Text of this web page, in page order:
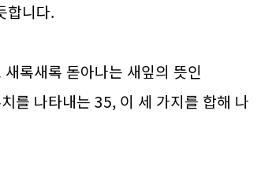
합니다.
록새록 돋아나는 새잎의 뜻인
를 나타내는 35, 이 세 가지를 합해 나